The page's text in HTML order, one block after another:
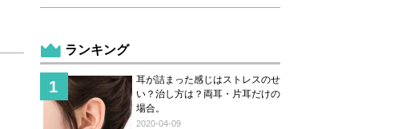
ランキング
耳が詰まった感じはストレスのせ
い？治し方は？両耳・片耳だけの
場合。
2020-04-09